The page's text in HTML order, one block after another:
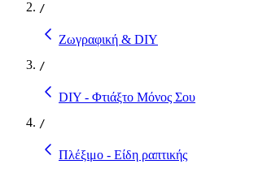
/
Ζωγραφική & DIY
/
DIY - Φτιάξτο Μόνος Σου
/
Πλέξιμο - Είδη ραπτικής